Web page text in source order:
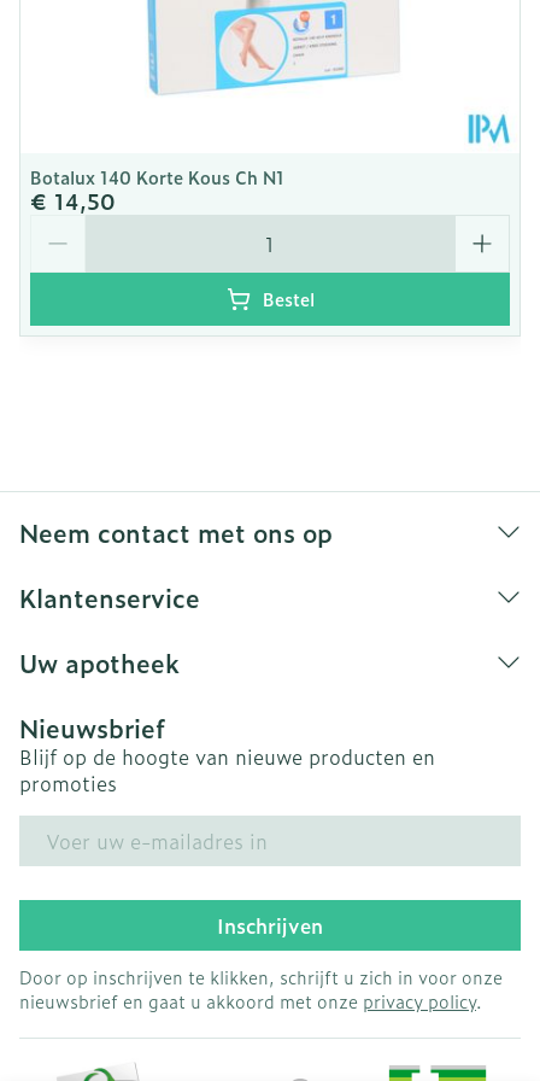
Botalux 140 Korte Kous Ch N1
€ 14,50
Bestel
Neem contact met ons op
Klantenservice
Uw apotheek
Nieuwsbrief
Blijf op de hoogte van nieuwe producten en
promoties
Inschrijven
Door op inschrijven te klikken, schrijft u zich in voor onze
nieuwsbrief en gaat u akkoord met onze privacy policy.